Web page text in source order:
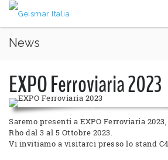
News
EXPO Ferroviaria 2023
Saremo presenti a EXPO Ferroviaria
Rho dal 3 al 5 Ottobre 2023.
Vi invitiamo a visitarci presso lo stand